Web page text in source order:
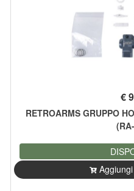
€
RETROARMS GRUPPO